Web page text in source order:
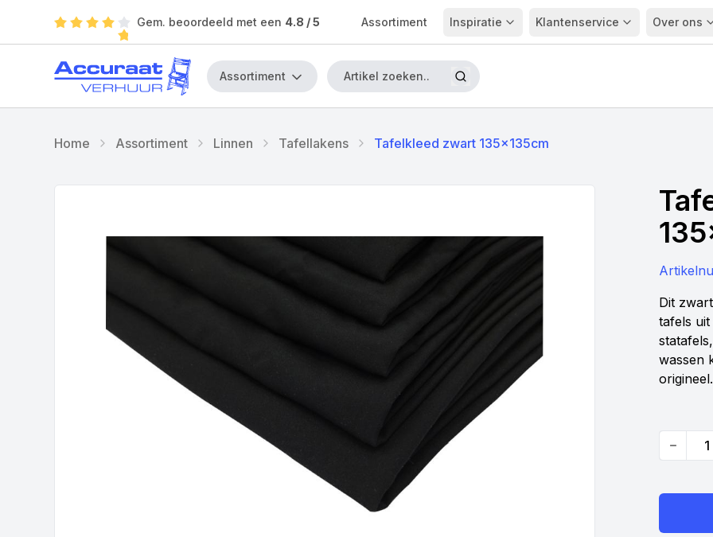
Gem. beoordeeld met een 4.8 / 5 Assortiment Inspiratie Klantenservice Over ons
Assortiment
Home Assortiment Linnen Tafellakens Tafelkleed zwart 135x135cm
Dit
tafels
wassen
origineel.
Quantity